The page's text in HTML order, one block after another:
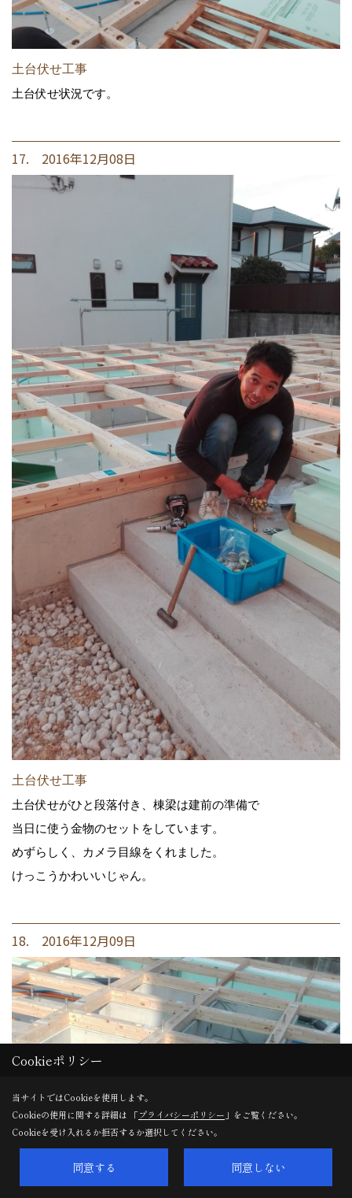
土台伏せ工事
土台伏せ状況です。
17. 2016年12月08日
土台伏せ工事
土台伏せがひと段落付き、棟梁は建前の準備で
当日に使う金物のセットをしています。
めずらしく、カメラ目線をくれました。
けっこうかわいいじゃん。
18. 2016年12月09日
Cookieポリシー
当サイトではCookieを使用します。
Cookieの使用に関する詳細は 「プライバシーポリシー 」をご覧ください。
Cookieを受け入れるか拒否するか選択してください。
同意する 同意しない